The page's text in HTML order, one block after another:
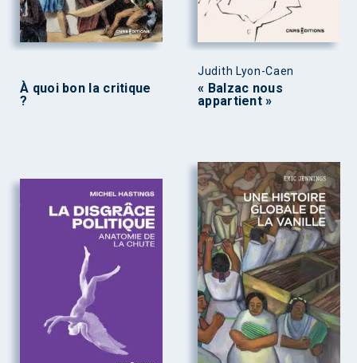
À quoi bon la critique
?
Judith Lyon-Caen
« Balzac nous
appartient »